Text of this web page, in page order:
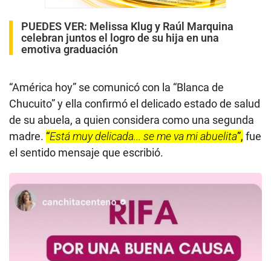
PUEDES VER: Melissa Klug y Raúl Marquina
celebran juntos el logro de su hija en una
emotiva graduación
“América hoy” se comunicó con la “Blanca de
Chucuito” y ella confirmó el delicado estado de salud
de su abuela, a quien considera como una segunda
madre. “Está muy delicada... se me va mi abuelita”, fue
el sentido mensaje que escribió.